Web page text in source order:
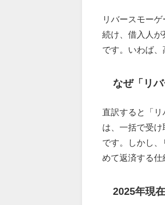
リバースモー
続け、借入人
です。いわば、
なぜ「リ
直訳すると「
は、一括で受
です。しかし
めて返済する仕
2025年現